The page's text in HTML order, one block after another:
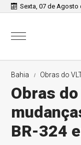
Sexta, 07 de Agosto
Bahia Obras do
Obras
BR-324